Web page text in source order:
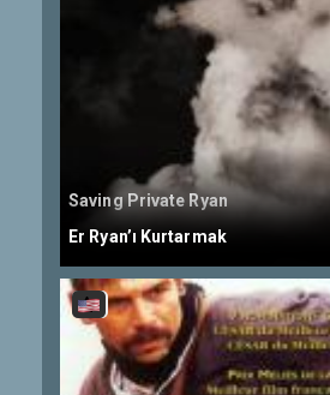
Saving Private Ryan
Er Ryan’ı Kurtarmak